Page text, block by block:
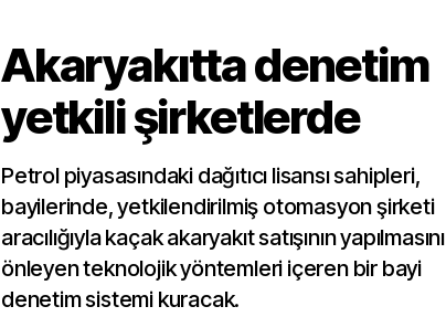
Akaryakıtta denetim
yetkili şirketlerde
Petrol piyasasındaki dağıtıcı lisansı sahipleri,
bayilerinde, yetkilendirilmiş otomasyon şirketi
aracılığıyla kaçak akaryakıt satışının yapılmasını
önleyen teknolojik yöntemleri içeren bir bayi
denetim sistemi kuracak.